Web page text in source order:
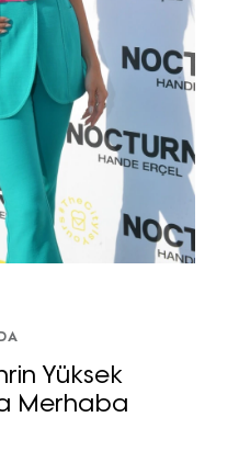
Yüksek
Merhaba